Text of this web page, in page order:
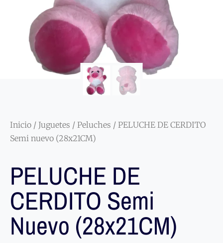
Inicio / Juguetes / Peluches / PELUCHE DE CERDITO
Semi nuevo (28x21CM)
PELUCHE DE
CERDITO Semi
Nuevo (28x21CM)